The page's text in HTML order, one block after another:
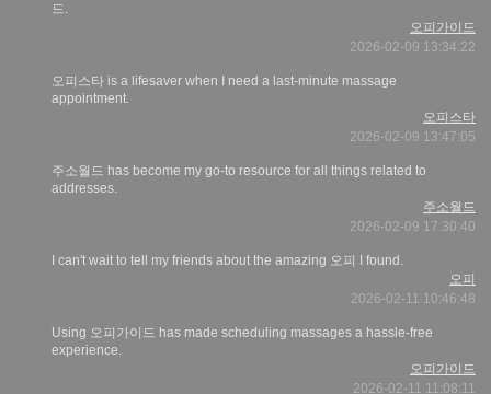
드.
오피가이드
2026-02-09 13:34:22
오피스타 is a lifesaver when I need a last-minute massage
appointment.
오피스타
2026-02-09 13:47:05
주소월드 has become my go-to resource for all things related to
addresses.
주소월드
2026-02-09 17:30:40
I can't wait to tell my friends about the amazing 오피 I found.
오피
2026-02-11 10:46:48
Using 오피가이드 has made scheduling massages a hassle-free
experience.
오피가이드
2026-02-11 11:08:11